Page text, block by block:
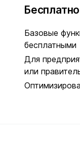
Базовые
бесплатными
Для
или